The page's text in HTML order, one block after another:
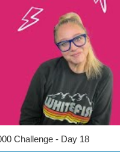
Challenge - Day 18